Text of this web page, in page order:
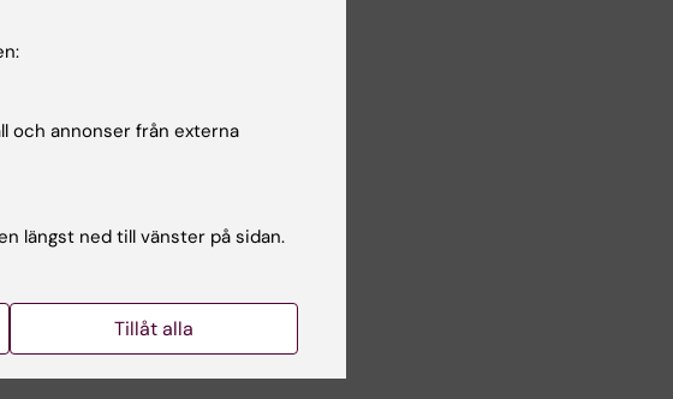
covid-19
pandemin är
beräknas ha
har
Utöver dessa
leda till 9%
påverkar
och annonser från externa
längst ned till vänster på sidan.
Tillåt alla